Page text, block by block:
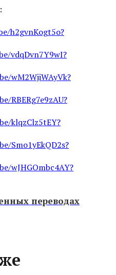
h2gvnKogt5o?
vdqDvn7Y9wI?
wM2WjiWAyVk?
RBERg7e9zAU?
klqzClz5tEY?
Smo1yEkQD2s?
wJHGOmbc4AY?
переводах